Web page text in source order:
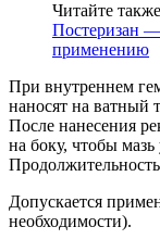
Читайте
Постеризан —
применению
При внутреннем
наносят на ватный
После нанесения
на боку, чтобы
Допускается
необходимости).